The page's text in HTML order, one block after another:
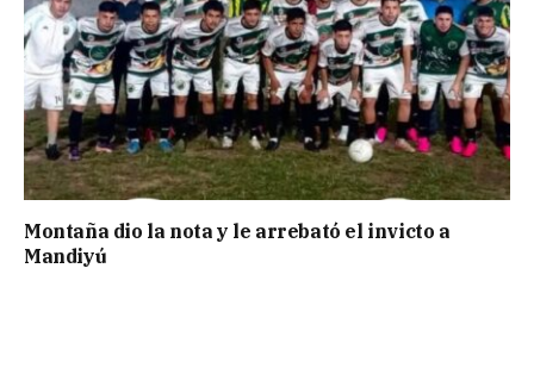
Montaña dio la nota y le arrebató el invicto a
Mandiyú